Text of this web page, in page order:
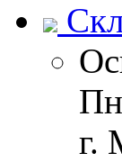
г.